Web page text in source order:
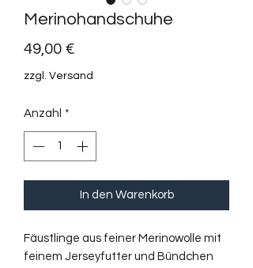
Merinohandschuhe
49,00 €Preis
zzgl. Versand
Anzahl *
In den Warenkorb
Fäustlinge aus feiner Merinowolle mit
feinem Jerseyfutter und Bündchen